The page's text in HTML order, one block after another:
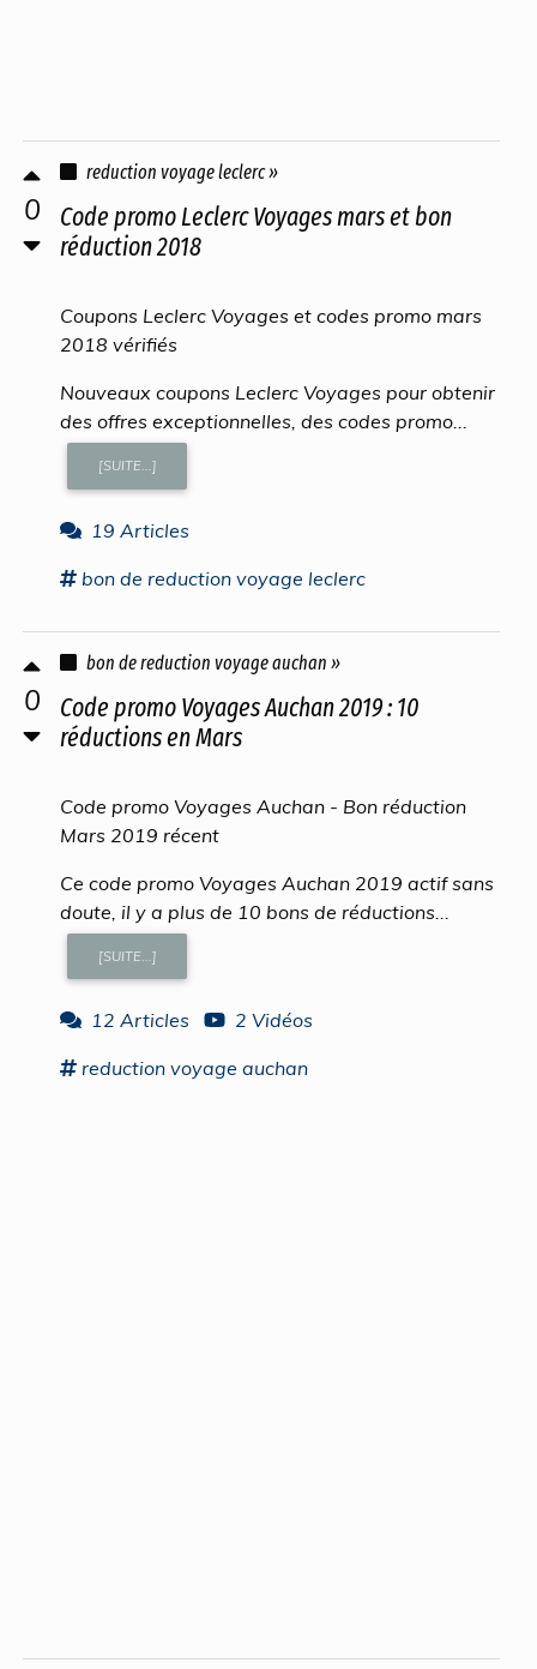
0
reduction voyage leclerc »
Code promo Leclerc Voyages mars et bon
réduction 2018
Coupons Leclerc Voyages et codes promo mars
2018 vérifiés
Nouveaux coupons Leclerc Voyages pour obtenir
des offres exceptionnelles, des codes promo...
[SUITE...]
19 Articles
bon de reduction voyage leclerc
0
bon de reduction voyage auchan »
Code promo Voyages Auchan 2019 : 10
réductions en Mars
Code promo Voyages Auchan - Bon réduction
Mars 2019 récent
Ce code promo Voyages Auchan 2019 actif sans
doute, il y a plus de 10 bons de réductions...
[SUITE...]
12 Articles
2 Vidéos
reduction voyage auchan